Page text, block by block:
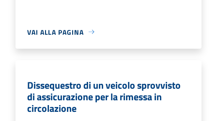
VAI ALLA PAGINA
Dissequestro di un veicolo sprovvisto
di assicurazione per la rimessa in
circolazione